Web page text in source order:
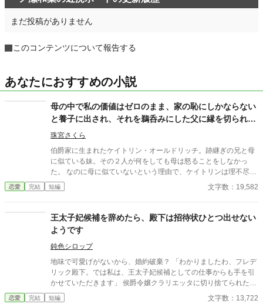
まだ投稿がありません
このコンテンツについて報告する
あなたにおすすめの小説
母の中で私の価値はゼロのまま、家の恥にしかならない
と養子に出され、それを鵜呑みにした父に縁を切られた
おかげで幸せになれました
珠宮さくら
伯爵家に生まれたケイトリン・オールドリッチ。跡継ぎの兄と母
に似ている妹。その２人が何をしても母は怒ることをしなかっ
た。 なのに母に似ていないという理由で、ケイトリンは理不尽な
目にあい続けていた。そんな日々に嫌気がさしたケイトリンは、
兄妹を超えるために頑張るようになっていくのだが……。
恋愛 完結 短編 文字数：19,582
王太子妃候補を辞めたら、殿下は招待状ひとつ出せない
ようです
鈍色シロップ
地味で可愛げがないから、婚約破棄？ 「わかりましたわ、フレデ
リック殿下。では私は、王太子妃候補としての仕事からも手を引
かせていただきます」 侯爵令嬢クラリエッタに切り捨てられたそ
の日から、王宮は少しずつ狂い始める。 招待状は乱れ、席次は崩
恋愛 完結 短編 文字数：13,722